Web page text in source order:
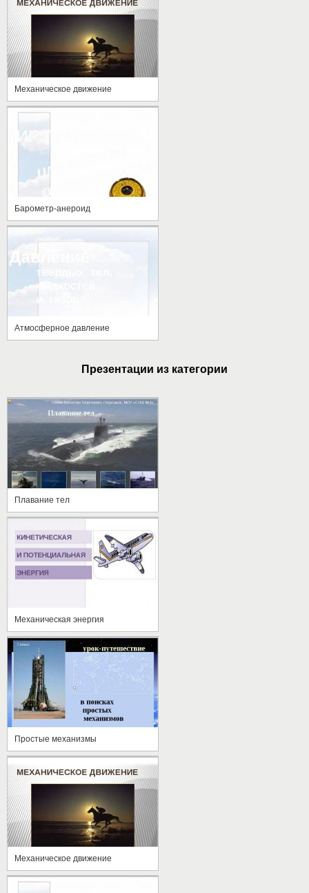
Механическое движение
Барометр-анероид
Атмосферное давление
Презентации из категории
Плавание тел
Механическая энергия
Простые механизмы
Механическое движение